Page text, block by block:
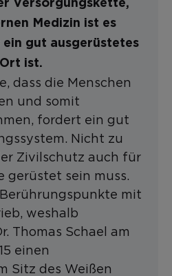
Versorgungskette,
Medizin ist es
ein gut ausgerüstetes
ist.
dass die Menschen
und somit
fordert ein gut
Nicht zu
Zivilschutz auch für
gerüstet sein muss.
mit
weshalb
Thomas Schael am
einen
Sitz des Weißen